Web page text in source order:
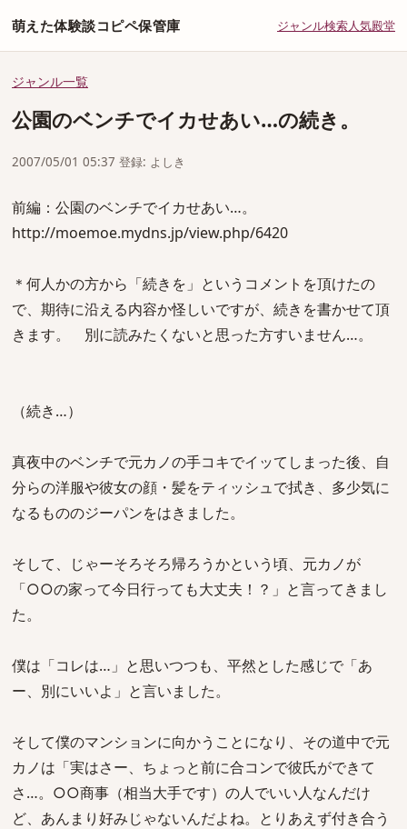
萌えた体験談コピペ保管庫 ジャンル検索人気殿堂
ジャンル一覧
公園のベンチでイカせあい…の続き。
2007/05/01 05:37 登録: よしき
前編：公園のベンチでイカせあい…。
http://moemoe.mydns.jp/view.php/6420
＊何人かの方から「続きを」というコメントを頂けたの
で、期待に沿える内容か怪しいですが、続きを書かせて頂
きます。 別に読みたくないと思った方すいません…。
（続き…）
真夜中のベンチで元カノの手コキでイッてしまった後、自
分らの洋服や彼女の顔・髪をティッシュで拭き、多少気に
なるもののジーパンをはきました。
そして、じゃーそろそろ帰ろうかという頃、元カノが
「○○の家って今日行っても大丈夫！？」と言ってきまし
た。
僕は「コレは…」と思いつつも、平然とした感じで「あ
ー、別にいいよ」と言いました。
そして僕のマンションに向かうことになり、その道中で元
カノは「実はさー、ちょっと前に合コンで彼氏ができて
さ…。○○商事（相当大手です）の人でいい人なんだけ
ど、あんまり好みじゃないんだよね。とりあえず付き合う